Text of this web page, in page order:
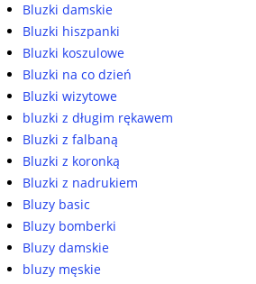
Bluzki damskie
Bluzki hiszpanki
Bluzki koszulowe
Bluzki na co dzień
Bluzki wizytowe
bluzki z długim rękawem
Bluzki z falbaną
Bluzki z koronką
Bluzki z nadrukiem
Bluzy basic
Bluzy bomberki
Bluzy damskie
bluzy męskie